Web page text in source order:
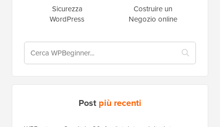
Sicurezza
WordPress
Costruire un
Negozio online
Post più recenti